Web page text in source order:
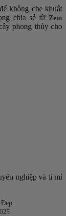
không che khuất
chia sẻ từZem
phong thủy cho
nghiệp và tỉ mỉ
Đẹp